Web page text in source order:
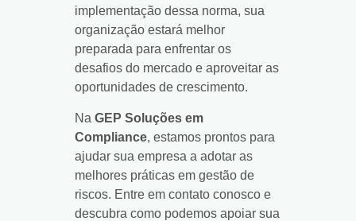
implementação dessa norma, sua
organização estará melhor
preparada para enfrentar os
desafios do mercado e aproveitar as
oportunidades de crescimento.
Na GEP Soluções em
Compliance, estamos prontos para
ajudar sua empresa a adotar as
melhores práticas em gestão de
riscos. Entre em contato conosco e
descubra como podemos apoiar sua